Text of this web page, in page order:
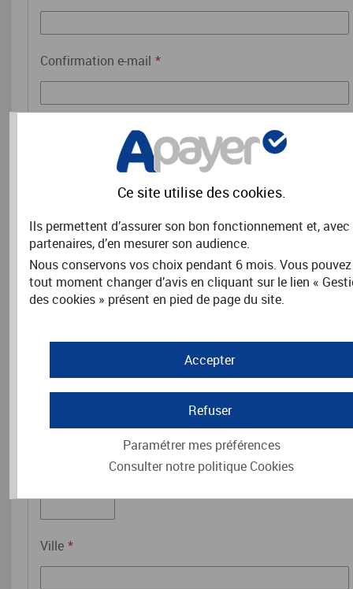
Confirmation e-mail *
RENSEIGNEMENTS COMPLÉMENTAIRES
Précisez les coordonnées du titulaire du reçu fiscal.
Nom *
Prénom *
*
Ville *
Ce site utilise descookies.
Ils permettent d’assurer son bon fonctionnement et,
partenaires, d’en mesurer son audience.
Nous conservons vos choix pendant 6 mois. Vous
tout moment changer d’avis en cliquant sur le lien «
des cookies » présent en pied de page du site.
Accepter
Refuser
Paramétrer mes préférences
Consulter notre politique Cookies